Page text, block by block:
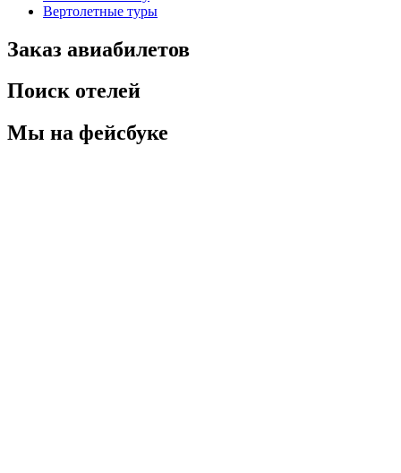
Вертолетные туры
Заказ авиабилетов
Поиск отелей
Мы на фейсбуке